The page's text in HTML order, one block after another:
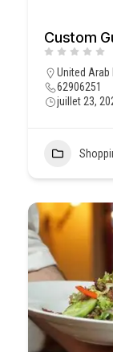
Custom
United Arab
62906251
juillet 23,